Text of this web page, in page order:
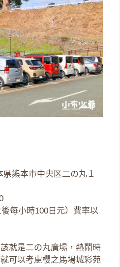
熊本市中央区二の丸１
每小時100日元）費率以
就是二の丸廣場，熱鬧時
可以考慮櫻之馬場城彩苑